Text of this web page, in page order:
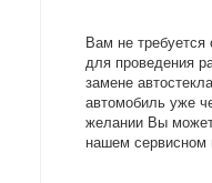
Вам не требуется
для проведения
замене
автомобиль уже
желании Вы
нашем сервисном